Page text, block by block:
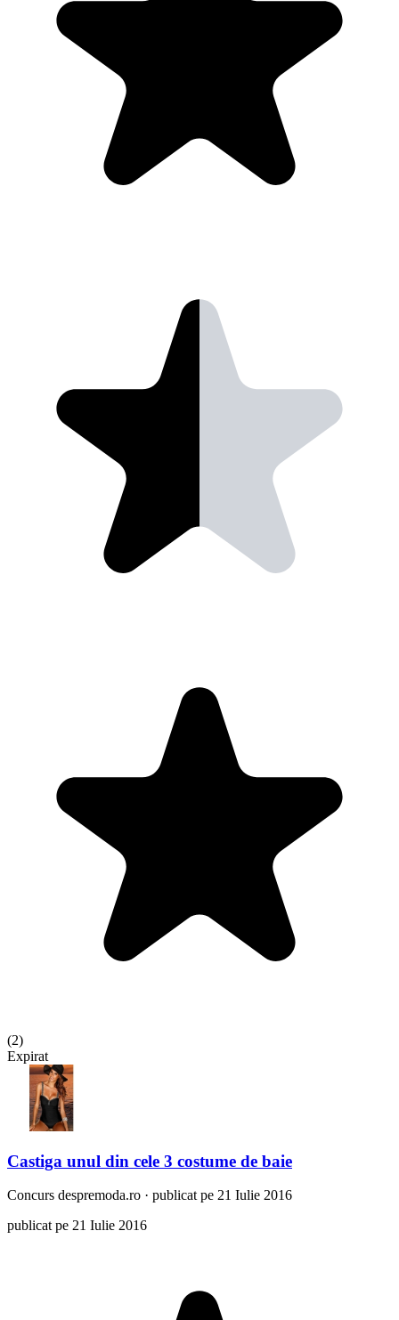
(2)
Expirat
Castiga unul din cele 3 costume de baie
Concurs despremoda.ro · publicat pe 21 Iulie 2016
publicat pe 21 Iulie 2016